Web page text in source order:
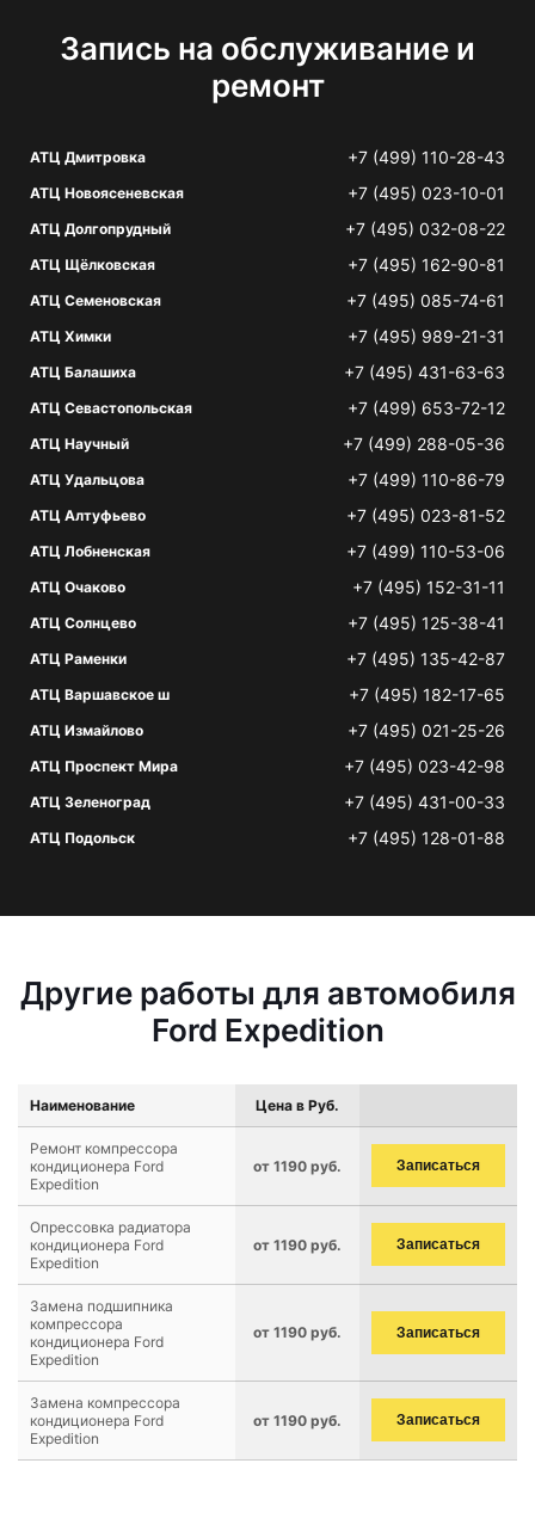
Запись на обслуживание и
ремонт
АТЦ Дмитровка +7 (499) 110-28-43
АТЦ Новоясеневская +7 (495) 023-10-01
АТЦ Долгопрудный +7 (495) 032-08-22
АТЦ Щёлковская +7 (495) 162-90-81
АТЦ Семеновская +7 (495) 085-74-61
АТЦ Химки +7 (495) 989-21-31
АТЦ Балашиха +7 (495) 431-63-63
АТЦ Севастопольская +7 (499) 653-72-12
АТЦ Научный +7 (499) 288-05-36
АТЦ Удальцова +7 (499) 110-86-79
АТЦ Алтуфьево +7 (495) 023-81-52
АТЦ Лобненская +7 (499) 110-53-06
АТЦ Очаково +7 (495) 152-31-11
АТЦ Солнцево +7 (495) 125-38-41
АТЦ Раменки +7 (495) 135-42-87
АТЦ Варшавское ш +7 (495) 182-17-65
АТЦ Измайлово +7 (495) 021-25-26
АТЦ Проспект Мира +7 (495) 023-42-98
АТЦ Зеленоград +7 (495) 431-00-33
АТЦ Подольск +7 (495) 128-01-88
Другие работы для автомобиля
Ford Expedition
Наименование Цена в Руб.
Ремонт компрессора
кондиционера Ford
Expedition
от 1190 руб. Записаться
Опрессовка радиатора
кондиционера Ford
Expedition
от 1190 руб. Записаться
Замена подшипника
компрессора
кондиционера Ford
Expedition
от 1190 руб. Записаться
Замена компрессора
кондиционера Ford
Expedition
от 1190 руб. Записаться